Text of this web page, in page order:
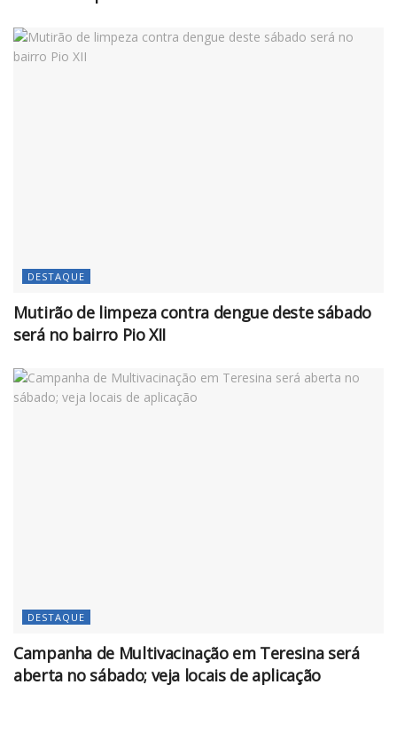
DESTAQUE
Mutirão de limpeza contra dengue deste sábado
será no bairro Pio XII
DESTAQUE
Campanha de Multivacinação em Teresina será
aberta no sábado; veja locais de aplicação